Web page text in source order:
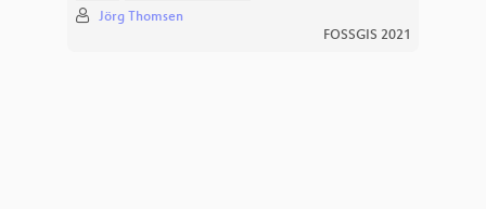
Jörg Thomsen
FOSSGIS 2021